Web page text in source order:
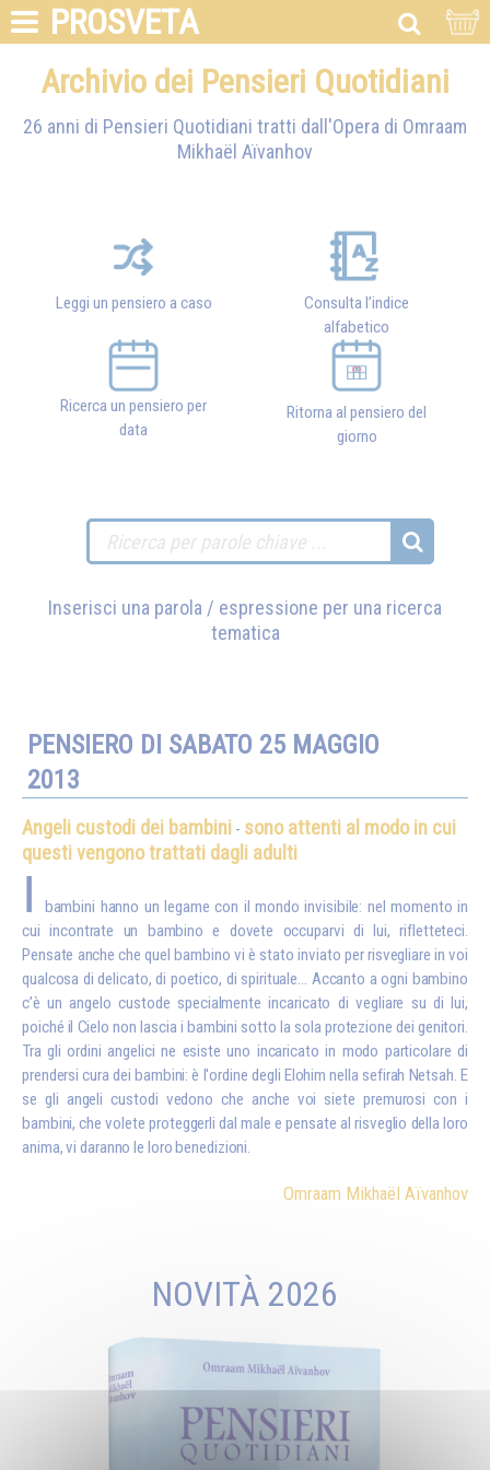
PROSVETA
Archivio dei Pensieri Quotidiani
26 anni di Pensieri Quotidiani tratti dall'Opera di Omraam
Mikhaël Aïvanhov
Leggi un pensiero a caso
Consulta l’indice
alfabetico
Ricerca un pensiero per
data
Ritorna al pensiero del
giorno
Inserisci una parola / espressione per una ricerca
tematica
PENSIERO DI SABATO 25 MAGGIO
2013
Angeli custodi dei bambini - sono attenti al modo in cui
questi vengono trattati dagli adulti
I
bambini hanno un legame con il mondo invisibile: nel momento in
cui incontrate un bambino e dovete occuparvi di lui, rifletteteci.
Pensate anche che quel bambino vi è stato inviato per risvegliare in voi
qualcosa di delicato, di poetico, di spirituale… Accanto a ogni bambino
c’è un angelo custode specialmente incaricato di vegliare su di lui,
poiché il Cielo non lascia i bambini sotto la sola protezione dei genitori.
Tra gli ordini angelici ne esiste uno incaricato in modo particolare di
prendersi cura dei bambini: è l'ordine degli Elohim nella sefirah Netsah. E
se gli angeli custodi vedono che anche voi siete premurosi con i
bambini, che volete proteggerli dal male e pensate al risveglio della loro
anima, vi daranno le loro benedizioni.
Omraam Mikhaël Aïvanhov
NOVITÀ 2026